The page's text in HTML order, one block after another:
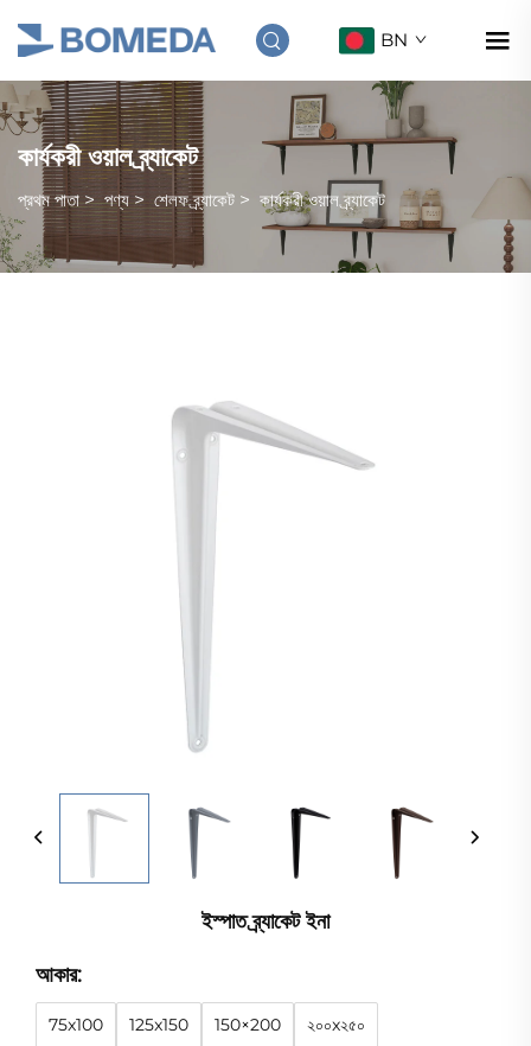
BN
কার্যকরী ওয়াল ব্র্যাকেট
প্রথম পাতা>পণ্য > শেলফ ব্র্যাকেট > কার্যকরী ওয়াল ব্র্যাকেট
ইস্পাত ব্র্যাকেট ইনা
আকার:
75x100 125x150 150×200 ২০০x২৫০